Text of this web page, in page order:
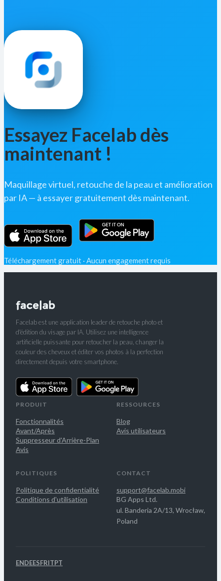
Essayez Facelab dès
maintenant !
Maquillage virtuel, retouche de la peau et amélioration
par IA — à essayer gratuitement dès maintenant.
Téléchargement gratuit · Aucun engagement requis
Facelab est une application leader de retouche photo et
d'édition du visage par IA. Utilisez une intelligence
artificielle puissante pour retoucher la peau, changer la
couleur des cheveux et éditer vos photos à la perfection
directement depuis votre smartphone.
PRODUIT
Fonctionnalités
Avant/Après
Suppresseur d'Arrière-Plan
Avis
RESSOURCES
Blog
Avis utilisateurs
POLITIQUES
Politique de confidentialité
Conditions d'utilisation
CONTACT
support@facelab.mobi
BG Apps Ltd.
ul. Banderia 2A/13, Wrocław,
Poland
ENDEESFRITPT